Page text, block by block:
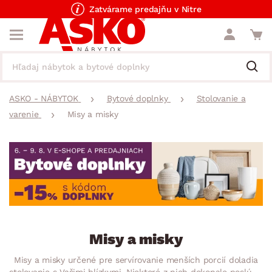
Zatvárame predajňu v Nitre
ASKO - NÁBYTOK Bytové doplnky
Stolovanie a
varenie
Misy a misky
Misy a misky
Misy a misky určené pre servírovanie menších porcií doladia